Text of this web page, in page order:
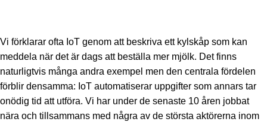
Vi förklarar ofta IoT genom att beskriva ett kylskåp som kan
meddela när det är dags att beställa mer mjölk. Det finns
naturligtvis många andra exempel men den centrala fördelen
förblir densamma: IoT automatiserar uppgifter som annars tar
onödig tid att utföra. Vi har under de senaste 10 åren jobbat
nära och tillsammans med några av de största aktörerna inom